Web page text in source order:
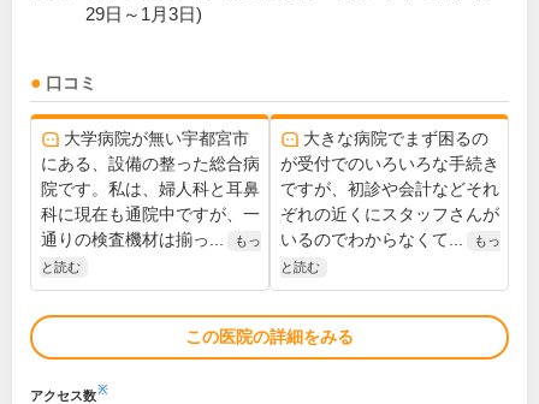
29日～1月3日)
口コミ
大学病院が無い宇都宮市
にある、設備の整った総合病
院です。私は、婦人科と耳鼻
科に現在も通院中ですが、一
通りの検査機材は揃っ...
もっ
と読む
大きな病院でまず困るの
が受付でのいろいろな手続き
ですが、初診や会計などそれ
ぞれの近くにスタッフさんが
いるのでわからなくて...
もっ
と読む
この医院の詳細をみる
アクセス数※